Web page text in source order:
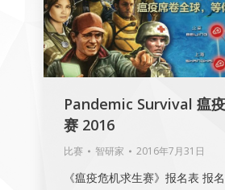
Pandemic Survival 瘟
赛 2016
比赛 智研家 2016年7月31日
《瘟疫危机求生赛》报名表 报